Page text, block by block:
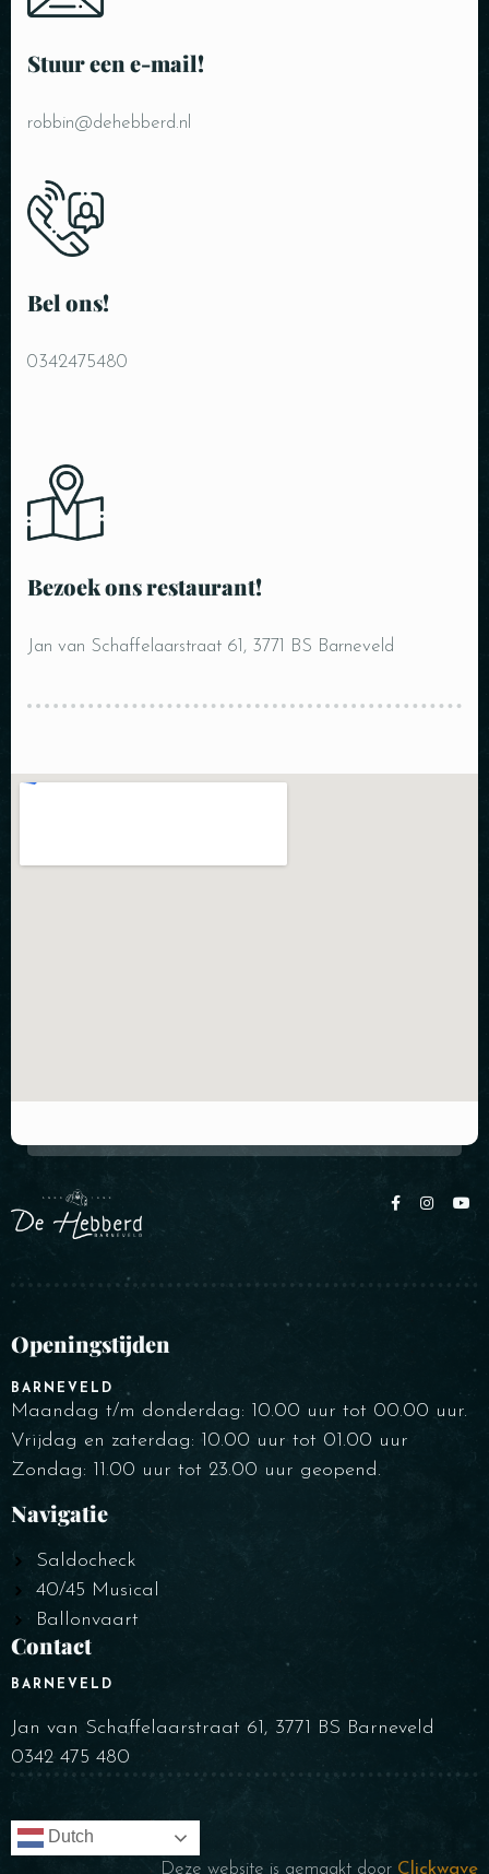
Stuur een e-mail!
robbin@dehebberd.nl
Bel ons!
0342475480
Bezoek ons restaurant!
Jan van Schaffelaarstraat 61, 3771 BS Barneveld
Openingstijden
BARNEVELD
Maandag t/m donderdag: 10.00 uur tot 00.00 uur.
Vrijdag en zaterdag: 10.00 uur tot 01.00 uur
Zondag: 11.00 uur tot 23.00 uur geopend.
Navigatie
Saldocheck
40/45 Musical
Ballonvaart
Contact
BARNEVELD
Jan van Schaffelaarstraat 61, 3771 BS Barneveld
0342 475 480
Dutch
Deze website is gemaakt door Clickwave
Personen